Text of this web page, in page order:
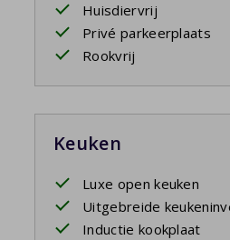
Huisdiervrij
Privé parkeerplaats
Rookvrij
Keuken
Luxe open keuken
Uitgebreide
Inductie kookplaat